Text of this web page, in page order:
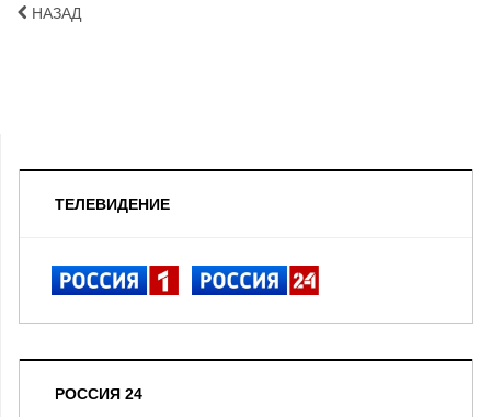
НАЗАД
ТЕЛЕВИДЕНИЕ
РОССИЯ 24